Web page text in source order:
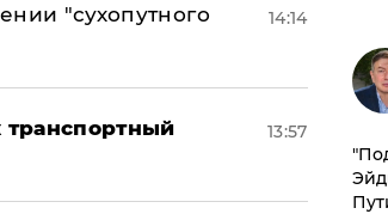
"сухопутного
14:14
транспортный
13:57